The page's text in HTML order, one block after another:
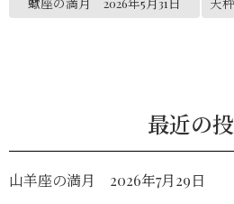
最近の
山羊座の満月 2026年7月29日